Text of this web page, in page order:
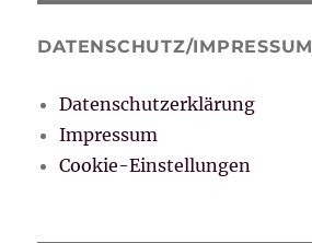
DATENSCHUTZ/IMPRESSUM
Datenschutzerklärung
Impressum
Cookie-Einstellungen